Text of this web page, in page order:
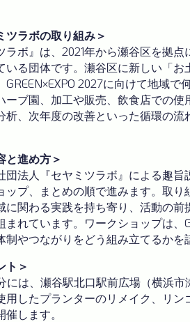
ツラボの取り組み＞
ラボ』は、2021年から瀬谷区を拠
いる団体です。瀬谷区に新しい「お
2027に向けて地域で
ーブ園、加工や販売、飲食店での使
析、次年度の改善といった循環の流
と進め方＞
団法人『セヤミツラボ』による趣旨
ップ、まとめの順で進みます。取り
に関わる実践を持ち寄り、活動の前
れています。ワークショップは、
制やつながりをどう組み立てるかを
ト＞
には、瀬谷駅北口駅前広場（横浜
用したプランターのリメイク、リン
します。